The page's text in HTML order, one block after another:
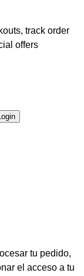
track order
offers
tu pedido,
el acceso a tu